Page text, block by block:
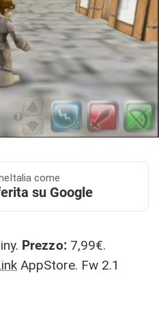
come
su Google
Prezzo: 7,99€.
AppStore. Fw 2.1